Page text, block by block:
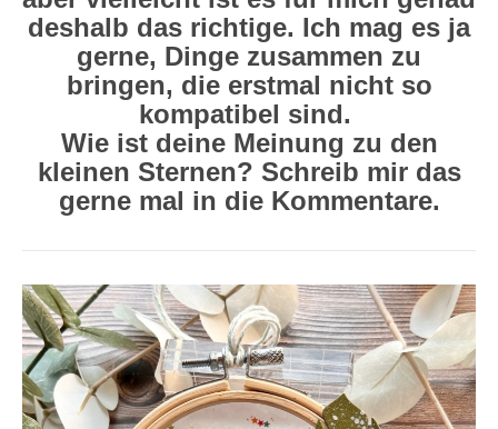
deshalb das richtige. Ich mag es ja
gerne, Dinge zusammen zu
bringen, die erstmal nicht so
kompatibel sind.
Wie ist deine Meinung zu den
kleinen Sternen? Schreib mir das
gerne mal in die Kommentare.